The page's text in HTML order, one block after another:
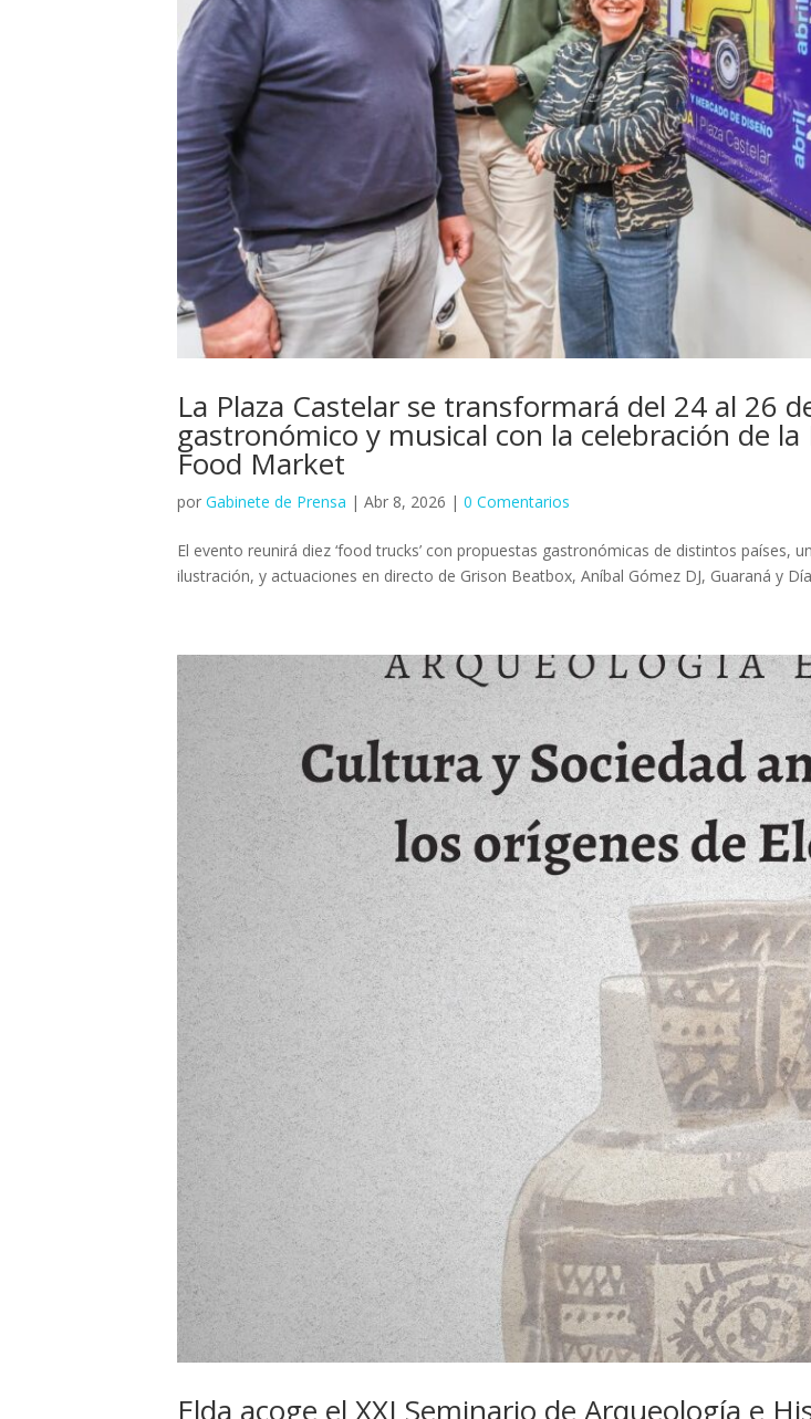
La Plaza Castelar se transformará del 24 al 26
gastronómico y musical con la celebración de
Food Market
por Gabinete de Prensa | Abr 8, 2026 | 0 Comentarios
El evento reunirá diez ‘food trucks’ con propuestas gastronómicas de distintos países,
ilustración, y actuaciones en directo de Grison Beatbox, Aníbal Gómez DJ, Guaraná y
Elda acoge el XXI Seminario de Arqueología e